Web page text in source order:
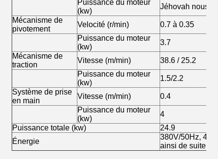
Puissance du moteur
(kw)
Jéhovah nous
Mécanisme de
pivotement
Velocité (r/min)
0.7 à 0.35
Puissance du moteur
(kw)
3.7
Mécanisme de
traction
Vitesse (m/min)
38.6 / 25.2
Puissance du moteur
(kw)
1.5/2.2
Système de prise
en main
Vitesse (m/min)
0.4
Puissance du moteur
(kw)
4
Puissance totale (kw)
24.9
Énergie
380V/50Hz,
ainsi de suite